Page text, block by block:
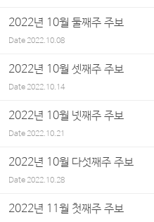
2022년 10월 둘째주 주보
Date2022.10.08
2022년 10월 셋째주 주보
Date2022.10.14
2022년 10월 넷째주 주보
Date2022.10.21
2022년 10월 다섯째주 주보
Date2022.10.28
2022년 11월 첫째주 주보